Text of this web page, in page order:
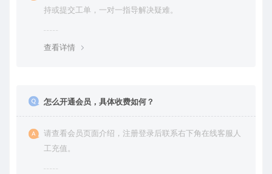
持或提交工单，一对一指导解决疑难。
查看详情
怎么开通会员，具体收费如何？
请查看会员页面介绍，注册登录后联系右下角在线客服人
工充值。